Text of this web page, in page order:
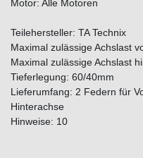
Motor: Alle Motoren
Teilehersteller: TA Technix
Maximal zulässige Achslast
Maximal zulässige Achslast
Tieferlegung: 60/40mm
Lieferumfang: 2 Federn für
Hinterachse
Hinweise: 10